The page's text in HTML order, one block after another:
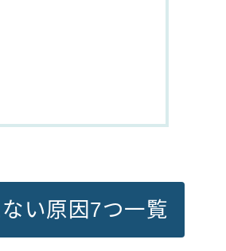
い原因7つ一覧